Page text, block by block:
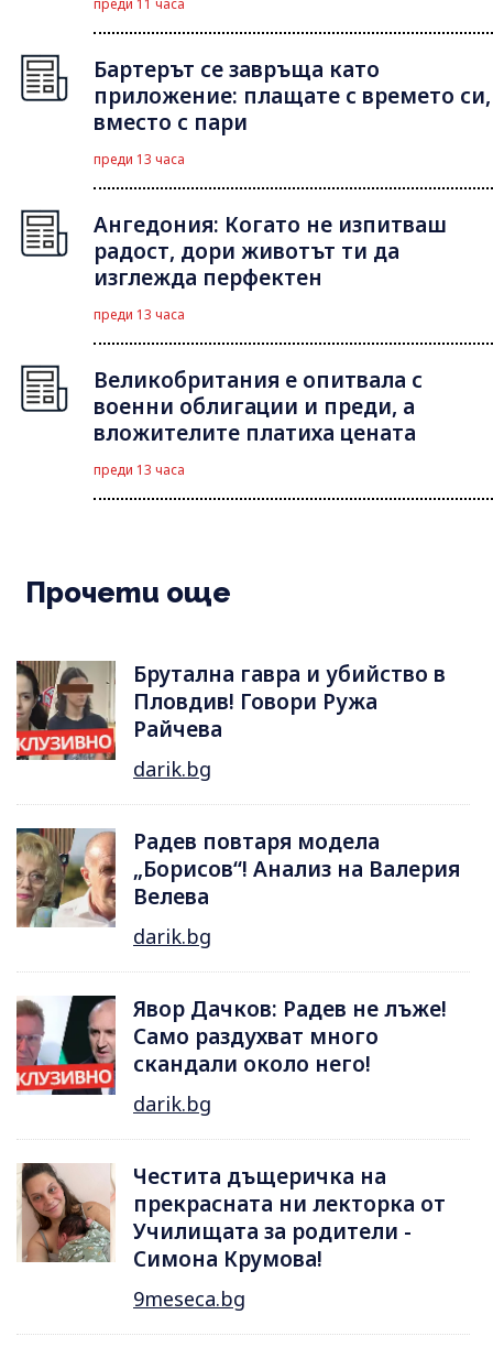
преди 11 часа
Бартерът се завръща като
приложение: плащате с времето си,
вместо с пари
преди 13 часа
Ангедония: Когато не изпитваш
радост, дори животът ти да
изглежда перфектен
преди 13 часа
Великобритания е опитвала с
военни облигации и преди, а
вложителите платиха цената
преди 13 часа
Прочети още
Брутална гавра и убийство в
Пловдив! Говори Ружа
Райчева
darik.bg
Радев повтаря модела
„Борисов“! Анализ на Валерия
Велева
darik.bg
Явор Дачков: Радев не лъже!
Само раздухват много
скандали около него!
darik.bg
Честита дъщеричка на
прекрасната ни лекторка от
Училищата за родители -
Симона Крумова!
9meseca.bg